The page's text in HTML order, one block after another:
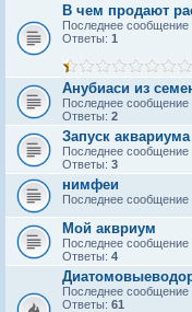
В чем продают
Последнее сообщение
Ответы: 1
Анубиаси из
Последнее сообщение
Ответы: 2
Запуск аквариума
Последнее сообщение
Ответы: 3
нимфеи
Последнее сообщение
Мой аквриум
Последнее сообщение
Ответы: 4
Последнее сообщение
Ответы: 61